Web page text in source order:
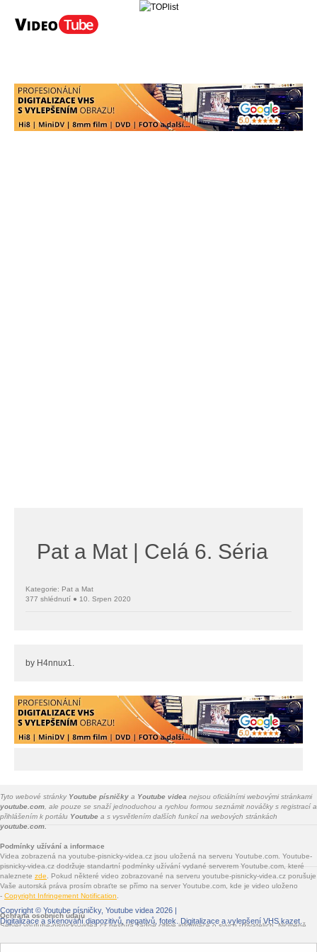
Pat a Mat | Celá 6. Séria
Kategorie: Pat a Mat
377 shlédnutí ● 10. Srpen 2020
by H4nnux1.
Tyto webové stránky Youtube písničky a Youtube videa nejsou oficiálními webovými stránkami
youtube.com , ale pouze se snaží jednoduchou a rychlou formou seznámit nováčky s registrací a
přihlášením k portálu Youtube a s vysvětlením dalších funkcí na webových stránkách
youtube.com.
Podmínky užívání a informace
Videa zobrazená na youtube-pisnicky-videa.cz jsou uložená na serveru Youtube.com. Youtube-
pisnicky-videa.cz dodržuje standartní podmínky užívání vydané serverem Youtube.com, které
naleznete zde . Pokud některé video zobrazované na serveru youtube-pisnicky-videa.cz porušuje
Vaše autorská práva prosím obraťte se přímo na server Youtube.com, kde je video uloženo
- Copyright Infringement Notification
Ochrana osobních údajů
Server youtube-pisnicky-videa.cz nesbírá žádné citlivé informace o svých uživatelích. Nicméně
Twitter.com, Seznam.cz - které informace sbírat mohou. Jde především o služby sdílení na
Copyright © Youtube písničky, Youtube videa 2026 |
Digitalizace a skenování diapozitivů, negativů, fotek . Digitalizace a vylepšení VHS kazet.